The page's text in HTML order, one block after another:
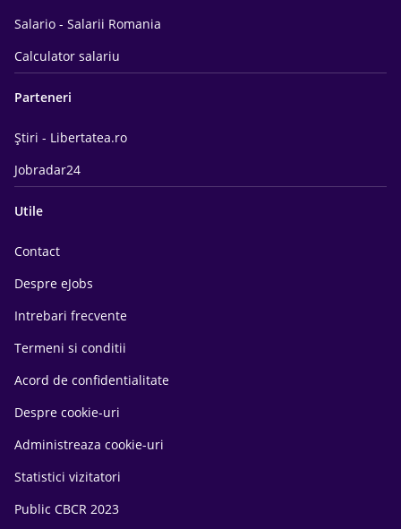
Salario - Salarii Romania
Calculator salariu
Parteneri
Știri - Libertatea.ro
Jobradar24
Utile
Contact
Despre eJobs
Intrebari frecvente
Termeni si conditii
Acord de confidentialitate
Despre cookie-uri
Administreaza cookie-uri
Statistici vizitatori
Public CBCR 2023